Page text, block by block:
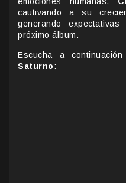
cautivando a su
generando
próximo álbum.
Escucha a
Saturno: